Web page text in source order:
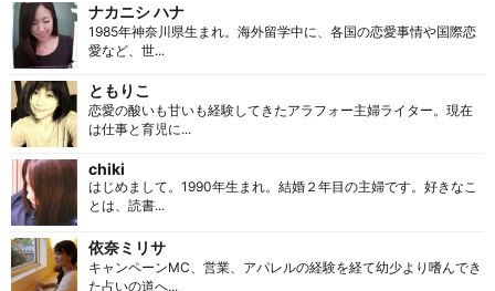
ナカニシ ハナ
1985年神奈川県生まれ。海外留学中に、各国の恋愛事情や国際恋
愛など、世...
ともりこ
恋愛の酸いも甘いも経験してきたアラフォー主婦ライター。現在
は仕事と育児に...
chiki
はじめまして。1990年生まれ。結婚２年目の主婦です。好きなこ
とは、読書...
依奈ミリサ
キャンペーンMC、営業、アパレルの経験を経て幼少より嗜んでき
た占いの道へ...